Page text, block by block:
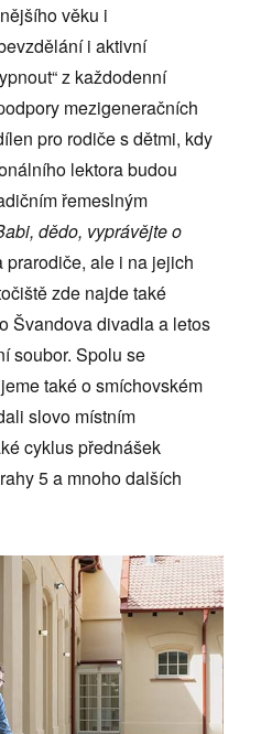
věku i
i aktivní
z každodenní
mezigeneračních
pro rodiče s dětmi, kdy
lektora budou
řemeslným
dědo, vyprávějte o
prarodiče, ale i na jejich
zde najde také
Švandova divadla a letos
soubor. Spolu se
také o smíchovském
slovo místním
cyklus přednášek
5 a mnoho dalších